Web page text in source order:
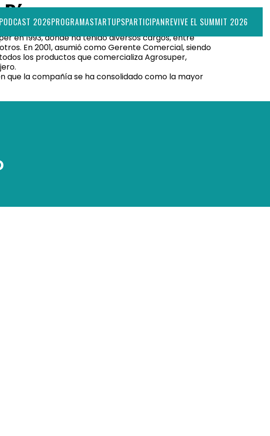
PODCAST 2026PROGRAMASTARTUPSPARTICIPANREVIVE EL SUMMIT 2026
en 1993, donde ha tenido diversos cargos, entre
En 2001, asumió como Gerente Comercial, siendo
los productos que comercializa Agrosuper,
que la compañía se ha consolidado como la mayor